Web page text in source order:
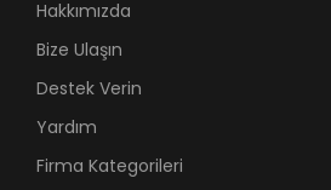
Hakkımızda
Bize Ulaşın
Destek Verin
Yardım
Firma Kategorileri